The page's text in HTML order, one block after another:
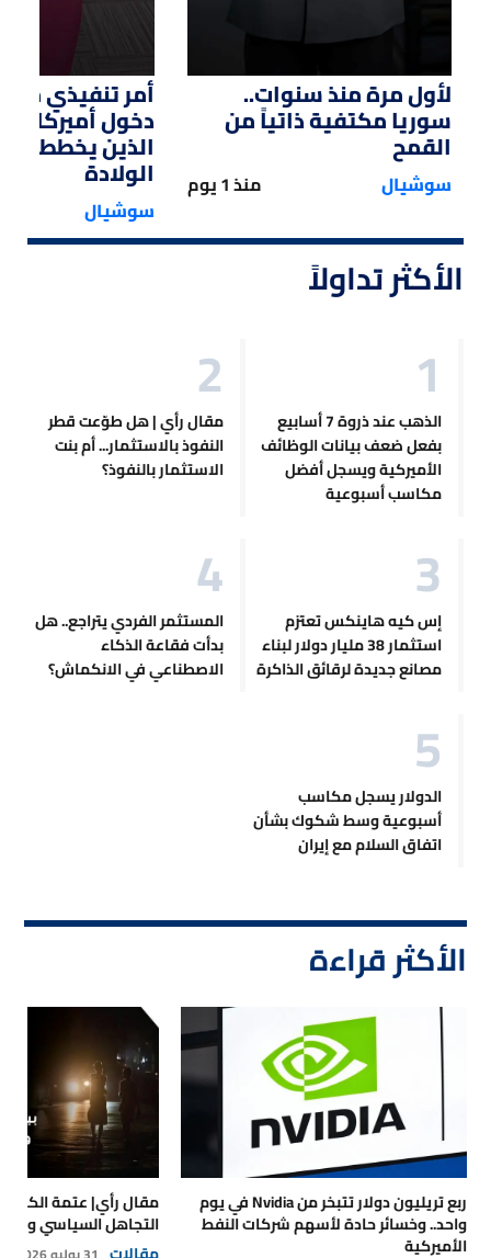
لأول مرة منذ سنوات..
سوريا مكتفية ذاتياً من
القمح
سوشيال منذ 1 يوم
أمر تنفيذي من
دخول أميركا
الذين يخططون
الولادة
سوشيال
الأكثر تداولاً
الذهب عند ذروة 7 أسابيع
بفعل ضعف بيانات الوظائف
الأميركية ويسجل أفضل
مكاسب أسبوعية
مقال رأي | هل طوّعت قطر
النفوذ بالاستثمار... أم بنت
الاستثمار بالنفوذ؟
إس كيه هاينكس تعتزم
استثمار 38 مليار دولار لبناء
مصانع جديدة لرقائق الذاكرة
المستثمر الفردي يتراجع.. هل
بدأت فقاعة الذكاء
الاصطناعي في الانكماش؟
الدولار يسجل مكاسب
أسبوعية وسط شكوك بشأن
اتفاق السلام مع إيران
الأكثر قراءة
ربع تريليون دولار تتبخر من Nvidia في يوم
واحد.. وخسائر حادة لأسهم شركات النفط
الأميركية
مقال رأي| عتمة
التجاهل السياسي